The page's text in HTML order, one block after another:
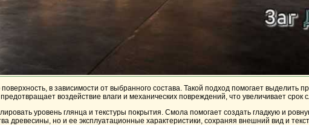
в зависимости от выбранного состава. Такой подход помогает выделить
воздействие влаги и механических повреждений, что увеличивает срок
уровень глянца и текстуры покрытия. Смола помогает создать гладкую и
древесины, но и ее эксплуатационные характеристики, сохраняя внешний вид и